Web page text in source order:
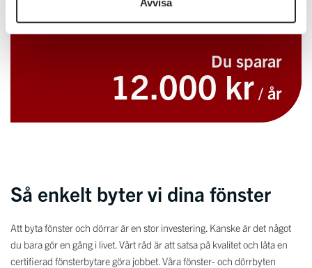
Du sparar
12.000 kr / år
Så enkelt byter vi dina fönster
Att byta fönster och dörrar är en stor investering. Kanske är det något
du bara gör en gång i livet. Vårt råd är att satsa på kvalitet och låta en
certifierad fönsterbytare göra jobbet. Våra fönster- och dörrbyten